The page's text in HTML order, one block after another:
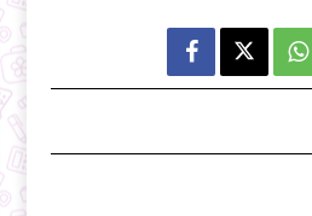
 